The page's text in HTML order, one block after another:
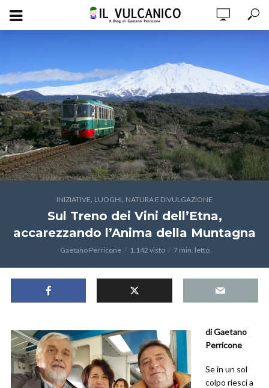
INIZIATIVE, LUOGHI, NATURA E DIVULGAZIONE
Sul Treno dei Vini dell’Etna,
accarezzando l’Anima della Muntagna
Gaetano Perricone 1.142 visto 7 min. letto
di Gaetano
Perricone
Se in un sol
colpo riesci a